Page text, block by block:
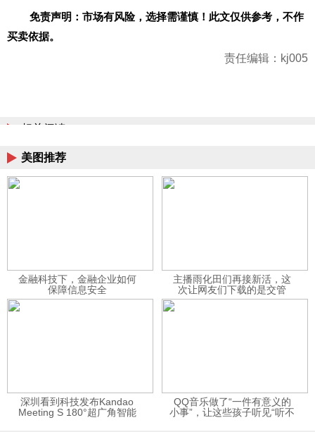
免责声明：市场有风险，选择需谨慎！此文仅供参考，不作
买卖依据。
责任编辑：kj005
相关阅读
美图推荐
金融科技下，金融企业如何
保障信息安全
主播雨化田们再接新活，这
次让网友们下载的是交管
12123APP
深圳看到科技发布Kandao
Meeting S 180°超广角智能
QQ音乐做了“一件有意义的
小事”，让这些孩子听见“听不